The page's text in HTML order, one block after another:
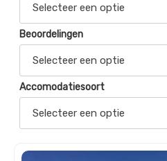
Selecteer een optie
Beoordelingen
Selecteer een optie
Accomodatiesoort
Selecteer een optie